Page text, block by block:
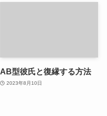
AB型彼氏と復縁する方法
2023年8月10日